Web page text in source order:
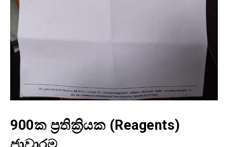
900ක ප්‍රතික්‍රියක (Reagents)